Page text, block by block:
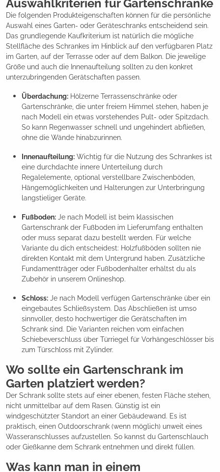
Auswahlkriterien für Gartenschränke
Die folgenden Produkteigenschaften können für die persönliche
Auswahl eines Garten- oder Geräteschranks entscheidend sein.
Das grundlegende Kaufkriterium ist natürlich die mögliche
Stellfläche des Schrankes im Hinblick auf den verfügbaren Platz
im Garten, auf der Terrasse oder auf dem Balkon. Die jeweilige
Größe und auch die Innenaufteilung sollten zu den konkret
unterzubringenden Gerätschaften passen.
Überdachung: Hölzerne Terrassenschränke oder
Gartenschränke, die unter freiem Himmel stehen, haben je
nach Modell ein etwas vorstehendes Pult- oder Spitzdach.
So kann Regenwasser schnell und ungehindert abfließen,
ohne die Wände hinabzurinnen.
Innenaufteilung: Wichtig für die Nutzung des Schrankes ist
eine durchdachte innere Unterteilung durch
Regalelemente, optional verstellbare Zwischenböden,
Hängemöglichkeiten und Halterungen zur Unterbringung
langstieliger Geräte.
Fußboden: Je nach Modell ist beim klassischen
Gartenschrank der Fußboden im Lieferumfang enthalten
oder muss separat dazu bestellt werden. Für welche
Variante du dich entscheidest: Holzfußböden sollten nie
direkten Kontakt mit dem Untergrund haben. Zusätzliche
Fundamentträger oder Fußbodenhalter erhältst du als
Zubehör in unserem Onlineshop.
Schloss: Je nach Modell verfügen Gartenschränke über ein
eingebautes Schließsystem. Das Abschließen ist umso
sinnvoller, desto hochwertiger die Gerätschaften im
Schrank sind. Die Varianten reichen vom einfachen
Schiebeverschluss über Türriegel für Vorhängeschlösser bis
zum Türschloss mit Zylinder.
Wo sollte ein Gartenschrank im
Garten platziert werden?
Der Schrank sollte stets auf einer ebenen, festen Fläche stehen,
nicht unmittelbar auf dem Rasen. Günstig ist ein
windgeschützter Standort an einer Gebäudewand. Es ist
praktisch, einen Outdoorschrank (wenn möglich) unweit eines
Wasseranschlusses aufzustellen. So kannst du Gartenschlauch
oder Gießkanne dem Schrank entnehmen und direkt füllen.
Was kann man in einem